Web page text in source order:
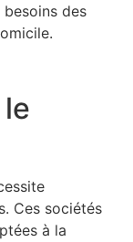
des
Ces sociétés
à la